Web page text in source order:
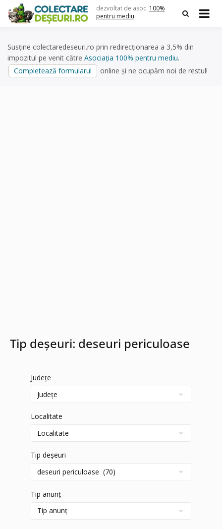
content
dezvoltat de asoc. 100%
pentru mediu
Susține colectaredeseuri.ro prin redirecționarea a 3,5% din
impozitul pe venit către Asociația 100% pentru mediu.
Completează formularul
online și ne ocupăm noi de restul!
Tip deșeuri: deseuri periculoase
Județe
Localitate
Tip deșeuri
Tip anunț